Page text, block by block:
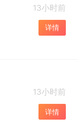
13小时前
详情
13小时前
详情